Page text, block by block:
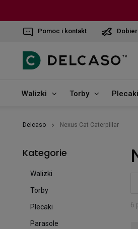
Pomoc i kontakt
Walizki Torby Plecaki
Delcaso Nexus Cat Caterpillar
Kategorie
Walizki
Torby
Plecaki
Parasole
6